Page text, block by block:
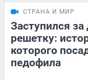
СТРАНА И МИР
Заступился за
решетку:
которого
педофила